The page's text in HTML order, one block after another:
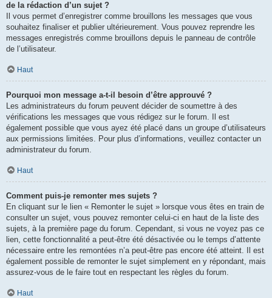
de la rédaction d’un sujet ?
Il vous permet d’enregistrer comme brouillons les messages que vous
souhaitez finaliser et publier ultérieurement. Vous pouvez reprendre les
messages enregistrés comme brouillons depuis le panneau de contrôle
de l’utilisateur.
Haut
Pourquoi mon message a-t-il besoin d’être approuvé ?
Les administrateurs du forum peuvent décider de soumettre à des
vérifications les messages que vous rédigez sur le forum. Il est
également possible que vous ayez été placé dans un groupe d’utilisateurs
aux permissions limitées. Pour plus d’informations, veuillez contacter un
administrateur du forum.
Haut
Comment puis-je remonter mes sujets ?
En cliquant sur le lien « Remonter le sujet » lorsque vous êtes en train de
consulter un sujet, vous pouvez remonter celui-ci en haut de la liste des
sujets, à la première page du forum. Cependant, si vous ne voyez pas ce
lien, cette fonctionnalité a peut-être été désactivée ou le temps d’attente
nécessaire entre les remontées n’a peut-être pas encore été atteint. Il est
également possible de remonter le sujet simplement en y répondant, mais
assurez-vous de le faire tout en respectant les règles du forum.
Haut